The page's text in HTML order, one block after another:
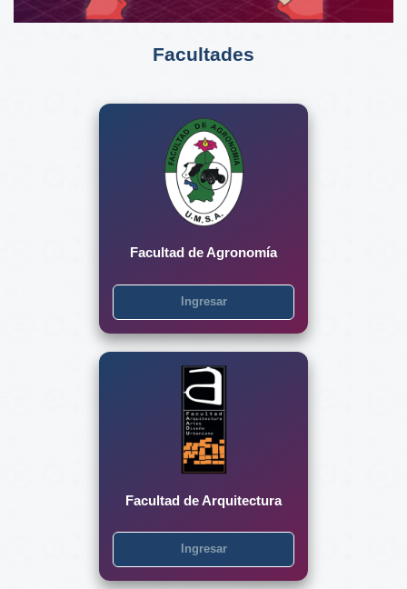
Facultades
Facultad de Agronomía
Ingresar
Facultad de Arquitectura
Ingresar